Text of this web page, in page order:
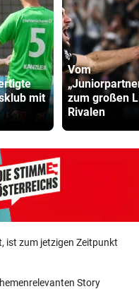
mit
Vom
zum großen
Rivalen
ist zum jetzigen Zeitpunkt
Story